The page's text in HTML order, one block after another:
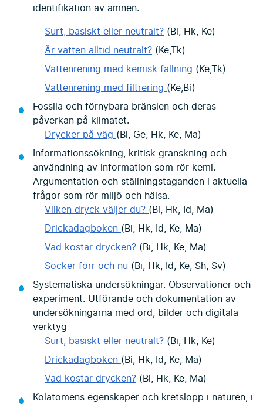
identifikation av ämnen.
Surt, basiskt eller neutralt? (Bi, Hk, Ke)
Är vatten alltid neutralt? (Ke,Tk)
Vattenrening med kemisk fällning (Ke,Tk)
Vattenrening med filtrering (Ke,Bi)
Fossila och förnybara bränslen och deras
påverkan på klimatet.
Drycker på väg (Bi, Ge, Hk, Ke, Ma)
Informationssökning, kritisk granskning och
användning av information som rör kemi.
Argumentation och ställningstaganden i aktuella
frågor som rör miljö och hälsa.
Vilken dryck väljer du? (Bi, Hk, Id, Ma)
Drickadagboken (Bi, Hk, Id, Ke, Ma)
Vad kostar drycken? (Bi, Hk, Ke, Ma)
Socker förr och nu (Bi, Hk, Id, Ke, Sh, Sv)
Systematiska undersökningar. Observationer och
experiment. Utförande och dokumentation av
undersökningarna med ord, bilder och digitala
verktyg
Surt, basiskt eller neutralt? (Bi, Hk, Ke)
Drickadagboken (Bi, Hk, Id, Ke, Ma)
Vad kostar drycken? (Bi, Hk, Ke, Ma)
Kolatomens egenskaper och kretslopp i naturen, i